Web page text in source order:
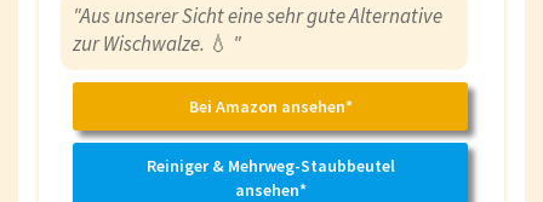
"Aus unserer Sicht eine sehr gute Alternative
zur Wischwalze. 💧 "
Bei Amazon ansehen*
Reiniger & Mehrweg-Staubbeutel
ansehen*